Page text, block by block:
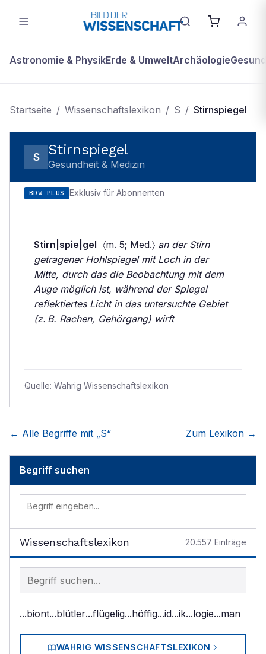
Astronomie & PhysikErde & UmweltArchäologie
Startseite / Wissenschaftslexikon / S / Stirnspiegel
S Stirnspiegel
Gesundheit & Medizin
BDW PLUS Exklusiv für Abonnenten
Stirn|spie|gel 〈m. 5; Med.〉 an der Stirn
getragener Hohlspiegel mit Loch in der
Mitte, durch das die Beobachtung mit dem
Auge möglich ist, während der Spiegel
reflektiertes Licht in das untersuchte Gebiet
(z. B. Rachen, Gehörgang) wirft
Quelle: Wahrig Wissenschaftslexikon
← Alle Begriffe mit „S“ Zum Lexikon →
Begriff suchen
Wissenschaftslexikon 20.557 Einträge
Begriff im Lexikon suchen
...biont...blütler...flügelig...höffig...id...ik...logie...man
WAHRIG WISSENSCHAFTSLEXIKON